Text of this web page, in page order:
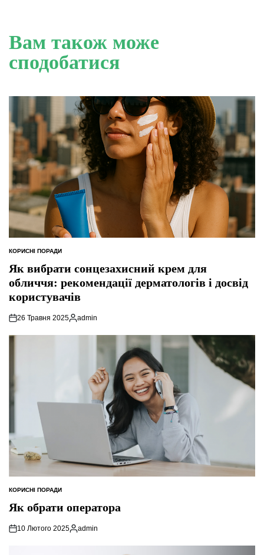
Вам також може
сподобатися
ОПУБЛІКУВАТИ
КОРИСНІ ПОРАДИ
Як вибрати сонцезахисний крем для
обличчя: рекомендації дерматологів і досвід
користувачів
26 Травня 2025
Опубліковано
admin
ОПУБЛІКУВАТИ
КОРИСНІ ПОРАДИ
Як обрати оператора
10 Лютого 2025
Опубліковано
admin